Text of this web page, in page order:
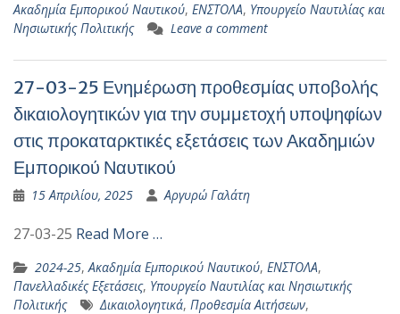
Ακαδημία Εμπορικού Ναυτικού, ΕΝΣΤΟΛΑ, Υπουργείο Ναυτιλίας και
Νησιωτικής Πολιτικής
Leave a comment
27-03-25 Ενημέρωση προθεσμίας υποβολής
δικαιολογητικών για την συμμετοχή υποψηφίων
στις προκαταρκτικές εξετάσεις των Ακαδημιών
Εμπορικού Ναυτικού
15 Απριλίου, 2025 Αργυρώ Γαλάτη
27-03-25 Read More …
2024-25,Ακαδημία Εμπορικού Ναυτικού, ΕΝΣΤΟΛΑ,
Πανελλαδικές Εξετάσεις, Υπουργείο Ναυτιλίας και Νησιωτικής
Πολιτικής
Δικαιολογητικά, Προθεσμία Αιτήσεων,